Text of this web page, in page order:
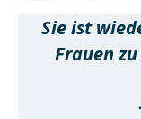
Sie ist
Frauen